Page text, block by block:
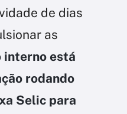
de dias
as
interno está
rodando
Selic para